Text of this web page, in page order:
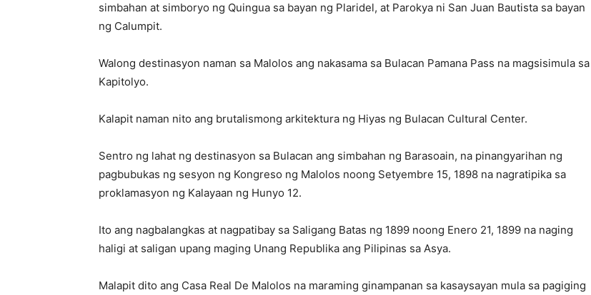
simbahan at simboryo ng Quingua sa bayan ng Plaridel, at Parokya ni San Juan Bautista sa bayan
ng Calumpit.
Walong destinasyon naman sa Malolos ang nakasama sa Bulacan Pamana Pass na magsisimula sa
Kapitolyo.
Kalapit naman nito ang brutalismong arkitektura ng Hiyas ng Bulacan Cultural Center.
Sentro ng lahat ng destinasyon sa Bulacan ang simbahan ng Barasoain, na pinangyarihan ng
pagbubukas ng sesyon ng Kongreso ng Malolos noong Setyembre 15, 1898 na nagratipika sa
proklamasyon ng Kalayaan ng Hunyo 12.
Ito ang nagbalangkas at nagpatibay sa Saligang Batas ng 1899 noong Enero 21, 1899 na naging
haligi at saligan upang maging Unang Republika ang Pilipinas sa Asya.
Malapit dito ang Casa Real De Malolos na maraming ginampanan sa kasaysayan mula sa pagiging